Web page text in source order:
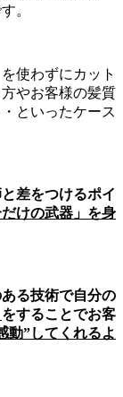
。
使わずにカット
やお客様の髪質
といったケース
差をつけるポイ
けの武器」を身
る技術で自分の
をすることでお客
動”してくれるよ